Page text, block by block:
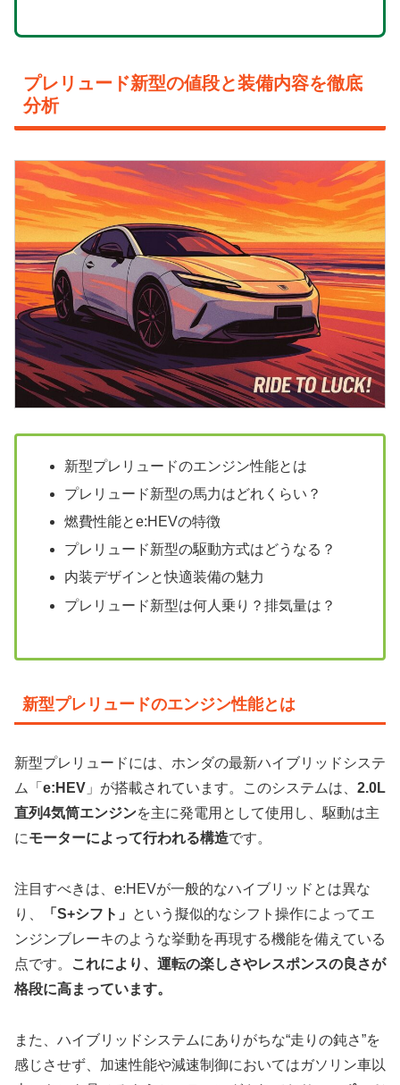
プレリュード新型の値段と装備内容を徹底
分析
新型プレリュードのエンジン性能とは
プレリュード新型の馬力はどれくらい？
燃費性能とe:HEVの特徴
プレリュード新型の駆動方式はどうなる？
内装デザインと快適装備の魅力
プレリュード新型は何人乗り？排気量は？
新型プレリュードのエンジン性能とは
新型プレリュードには、ホンダの最新ハイブリッドシステ
ム「 e:HEV 」が搭載されています。このシステムは、 2.0L
直列4気筒エンジンを主に発電用として使用し、駆動は主
にモーターによって行われる構造です。
注目すべきは、e:HEVが一般的なハイブリッドとは異な
り、
「S+シフト」
という擬似的なシフト操作によってエ
ンジンブレーキのような挙動を再現する機能を備えている
点です。
これにより、運転の楽しさやレスポンスの良さが
格段に高まっています。
また、ハイブリッドシステムにありがちな“走りの鈍さ”を
感じさせず、加速性能や減速制御においてはガソリン車以